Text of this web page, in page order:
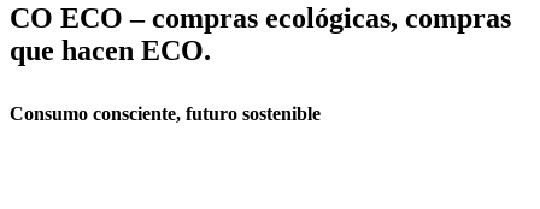
CO ECO – compras ecológicas, compras
que hacen ECO.
Consumo consciente, futuro sostenible